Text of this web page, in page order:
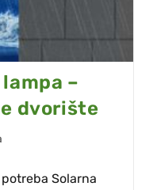
–
dvorište
Solarna